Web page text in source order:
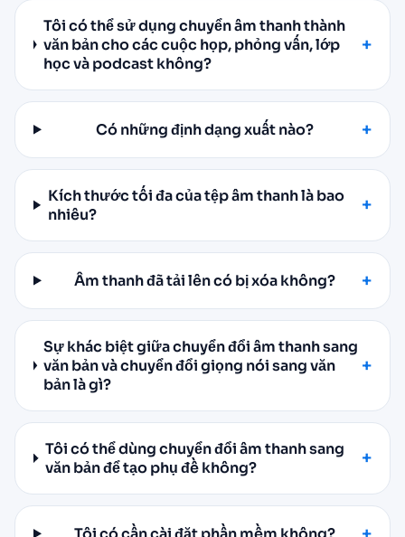
Tôi có thể sử dụng chuyển âm thanh thành
văn bản cho các cuộc họp, phỏng vấn, lớp
học và podcast không?
Có những định dạng xuất nào?
Kích thước tối đa của tệp âm thanh là bao
nhiêu?
Âm thanh đã tải lên có bị xóa không?
Sự khác biệt giữa chuyển đổi âm thanh sang
văn bản và chuyển đổi giọng nói sang văn
bản là gì?
Tôi có thể dùng chuyển đổi âm thanh sang
văn bản để tạo phụ đề không?